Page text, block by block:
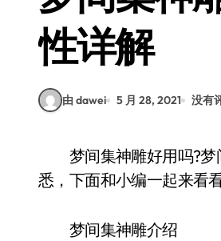
性详解
由 dawei 5 月 28, 2021 没有
梦间集神雕好用吗?梦间集神雕厉害吗、神雕怎么样?可能还有些小伙伴对这款角色不太熟
悉，下面和小编一起来看
梦间集神雕介绍